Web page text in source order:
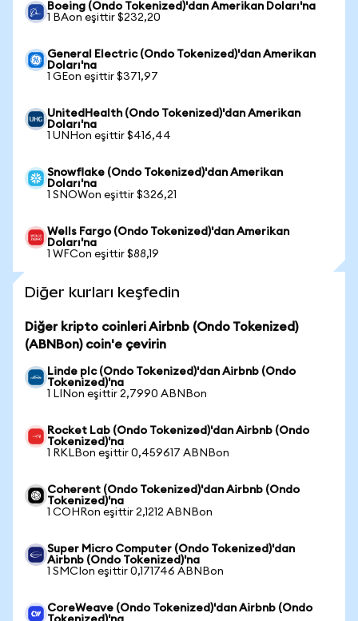
Boeing (Ondo Tokenized)'dan Amerikan Doları'na
1 BAon eşittir $232,20
General Electric (Ondo Tokenized)'dan Amerikan
Doları'na
1 GEon eşittir $371,97
UnitedHealth (Ondo Tokenized)'dan Amerikan
Doları'na
1 UNHon eşittir $416,44
Snowflake (Ondo Tokenized)'dan Amerikan
Doları'na
1 SNOWon eşittir $326,21
Wells Fargo (Ondo Tokenized)'dan Amerikan
Doları'na
1 WFCon eşittir $88,19
Diğer kurları keşfedin
Diğer kripto coinleri Airbnb (Ondo Tokenized)
(ABNBon) coin'e çevirin
Linde plc (Ondo Tokenized)'dan Airbnb (Ondo
Tokenized)'na
1 LINon eşittir 2,7990 ABNBon
Rocket Lab (Ondo Tokenized)'dan Airbnb (Ondo
Tokenized)'na
1 RKLBon eşittir 0,459617 ABNBon
Coherent (Ondo Tokenized)'dan Airbnb (Ondo
Tokenized)'na
1 COHRon eşittir 2,1212 ABNBon
Super Micro Computer (Ondo Tokenized)'dan
Airbnb (Ondo Tokenized)'na
1 SMCIon eşittir 0,171746 ABNBon
CoreWeave (Ondo Tokenized)'dan Airbnb (Ondo